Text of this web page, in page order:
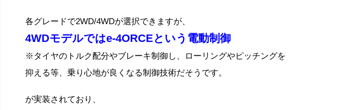
各グレードで2WD/4WDが選択できますが、
4WDモデルではe-4ORCEという電動制御
※タイヤのトルク配分やブレーキ制御し、ローリングやピッチングを
抑える等、乗り心地が良くなる制御技術だそうです。
が実装されており、